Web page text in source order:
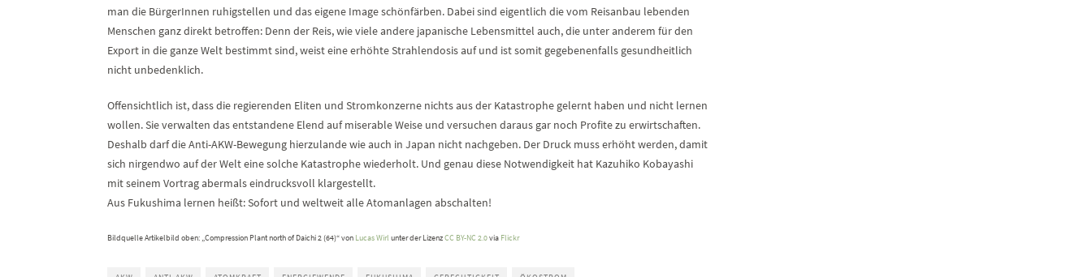
man die BürgerInnen ruhigstellen und das eigene Image schönfärben. Dabei sind eigentlich die vom Reisanbau lebenden
Menschen ganz direkt betroffen: Denn der Reis, wie viele andere japanische Lebensmittel auch, die unter anderem für den
Export in die ganze Welt bestimmt sind, weist eine erhöhte Strahlendosis auf und ist somit gegebenenfalls gesundheitlich
nicht unbedenklich.
Offensichtlich ist, dass die regierenden Eliten und Stromkonzerne nichts aus der Katastrophe gelernt haben und nicht lernen
wollen. Sie verwalten das entstandene Elend auf miserable Weise und versuchen daraus gar noch Profite zu erwirtschaften.
Deshalb darf die Anti-AKW-Bewegung hierzulande wie auch in Japan nicht nachgeben. Der Druck muss erhöht werden, damit
sich nirgendwo auf der Welt eine solche Katastrophe wiederholt. Und genau diese Notwendigkeit hat Kazuhiko Kobayashi
mit seinem Vortrag abermals eindrucksvoll klargestellt.
Aus Fukushima lernen heißt: Sofort und weltweit alle Atomanlagen abschalten!
Bildquelle Artikelbild oben: „Compression Plant north of Daichi 2 (64)“ von Lucas Wirl unter der LizenzCC BY-NC 2.0via Flickr